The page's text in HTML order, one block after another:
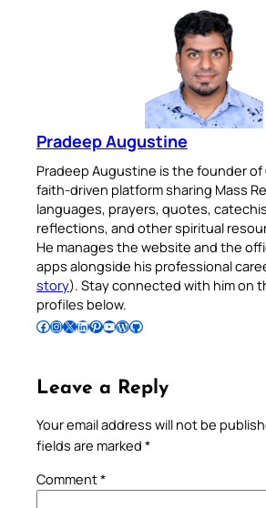
Pradeep Augustine
Pradeep Augustine is the founder of
faith-driven platform sharing Mass
languages, prayers, quotes,
reflections, and other spiritual
He manages the website and the
apps alongside his professional
story). Stay connected with him on
profiles below.
Follow Pradeep on Facebook Follow Pradeep on InstagramFollow Pradeep on X Follow Pradeep on LinkedIn Follow Pradeep on Pinterest Subscribe to Pradeep’s Youtube Channel Follow Pradeep on WordPress Follow Pradeep on GitHub
Leave a Reply
Your email address will not be
fields are marked *
Comment*